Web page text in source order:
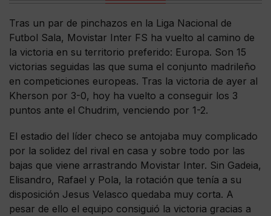
Tras un par de pinchazos en la Liga Nacional de
Futbol Sala, Movistar Inter FS ha vuelto al camino de
la victoria en su territorio preferido: Europa. Son 15
victorias seguidas las que suma el conjunto madrileño
en competiciones europeas. Tras la victoria de ayer al
Kherson por 3-0, hoy ha vuelto a conseguir los 3
puntos ante el Chudrim, venciendo por 1-2.
El estadio del líder checo se antojaba muy complicado
por la solidez del rival en casa y sobre todo por las
bajas que viene arrastrando Movistar Inter. Sin Gadeia,
Elisandro, Rafael y Pola, la rotación que tenía a su
disposición Jesus Velasco quedaba muy corta. A
pesar de ello el equipo consiguió la victoria gracias a